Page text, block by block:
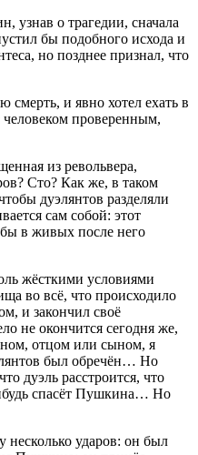
о трагедии, сначала
бы подобного исхода и
но позднее признал, что
и явно хотел ехать в
проверенным,
из револьвера,
Сто? Как же, в таком
дуэлянтов разделяли
сам собой: этот
в живых после него
жёсткими условиями
во всё, что происходило
и закончил своё
не окончится сегодня же,
отцом или сыном, я
был обречён… Но
дуэль расстроится, что
спасёт Пушкина… Но
несколько ударов: он был